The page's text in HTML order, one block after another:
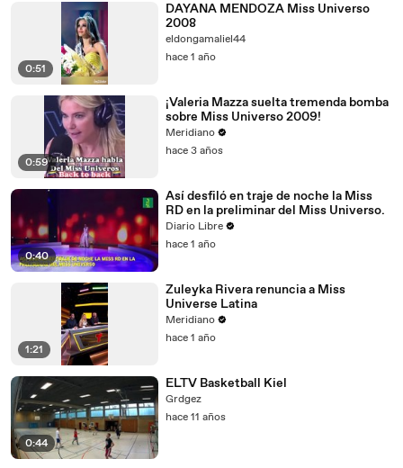
0:51
DAYANA MENDOZA Miss Universo
2008
eldongamaliel44
hace 1 año
0:59
¡Valeria Mazza suelta tremenda bomba
sobre Miss Universo 2009!
Meridiano
hace 3 años
0:40
Así desfiló en traje de noche la Miss
RD en la preliminar del Miss Universo.
Diario Libre
hace 1 año
1:21
Zuleyka Rivera renuncia a Miss
Universe Latina
Meridiano
hace 1 año
0:44
ELTV Basketball Kiel
Grdgez
hace 11 años